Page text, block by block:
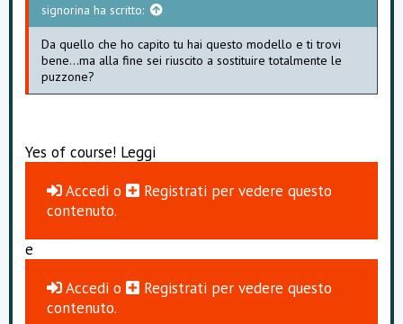
signorina ha scritto:
Da quello che ho capito tu hai questo modello e ti trovi
bene...ma alla fine sei riuscito a sostituire totalmente le
puzzone?
Yes of course! Leggi
Accedi o Registrati per vedere questo
contenuto.
e
Accedi o Registrati per vedere questo
contenuto.